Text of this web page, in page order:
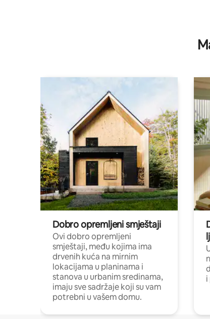
Dobro opremljeni smještaji
Ovi dobro opremljeni
smještaji, među kojima ima
drvenih kuća na mirnim
lokacijama u planinama i
stanova u urbanim sredinama,
imaju sve sadržaje koji su vam
potrebni u vašem domu.
i